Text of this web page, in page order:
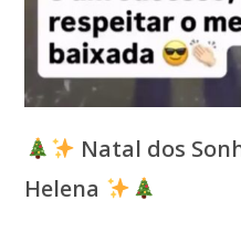
Natal dos
Helena